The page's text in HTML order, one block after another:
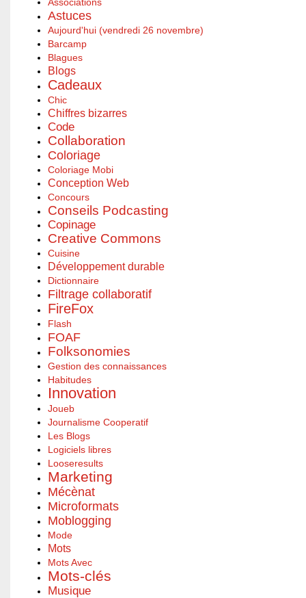
Astuces
Aujourd'hui (vendredi 26 novembre)
Barcamp
Blagues
Blogs
Cadeaux
Chic
Chiffres bizarres
Code
Collaboration
Coloriage
Coloriage Mobi
Conception Web
Concours
Conseils Podcasting
Copinage
Creative Commons
Cuisine
Développement durable
Dictionnaire
Filtrage collaboratif
FireFox
Flash
FOAF
Folksonomies
Gestion des connaissances
Habitudes
Innovation
Joueb
Journalisme Cooperatif
Les Blogs
Logiciels libres
Looseresults
Marketing
Mécènat
Microformats
Moblogging
Mode
Mots
Mots Avec
Mots-clés
Musique